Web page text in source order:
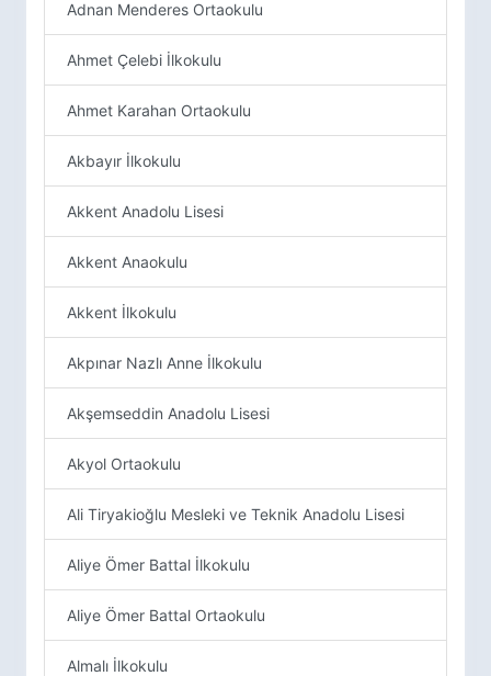
Adnan Menderes Ortaokulu
Ahmet Çelebi İlkokulu
Ahmet Karahan Ortaokulu
Akbayır İlkokulu
Akkent Anadolu Lisesi
Akkent Anaokulu
Akkent İlkokulu
Akpınar Nazlı Anne İlkokulu
Akşemseddin Anadolu Lisesi
Akyol Ortaokulu
Ali Tiryakioğlu Mesleki ve Teknik Anadolu Lisesi
Aliye Ömer Battal İlkokulu
Aliye Ömer Battal Ortaokulu
Almalı İlkokulu